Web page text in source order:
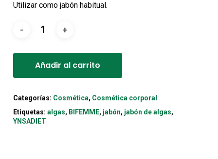
Utilizar como jabón habitual.
Añadir al carrito
Categorías: Cosmética, Cosmética corporal
Etiquetas: algas, BIFEMME, jabón, jabón de algas,
YNSADIET